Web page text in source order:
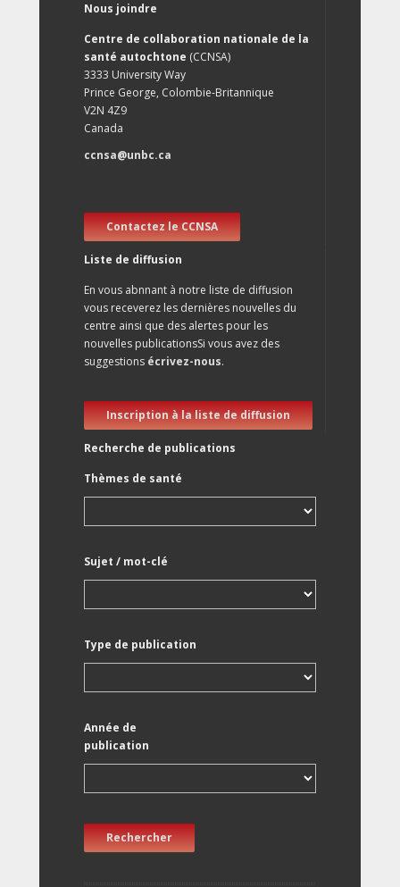
Nous joindre
Centre de collaboration nationale de la
santé autochtone (CCNSA)
3333 University Way
Prince George, Colombie-Britannique
V2N 4Z9
Canada
ccnsa@unbc.ca
Contactez le CCNSA
Liste de diffusion
En vous abnnant à notre liste de diffusion
vous receverez les dernières nouvelles du
centre ainsi que des alertes pour les
nouvelles publicationsSi vous avez des
suggestions écrivez-nous.
Inscription à la liste de diffusion
Recherche de publications
Thèmes de santé
Sujet / mot-clé
Type de publication
Année de
publication
Rechercher